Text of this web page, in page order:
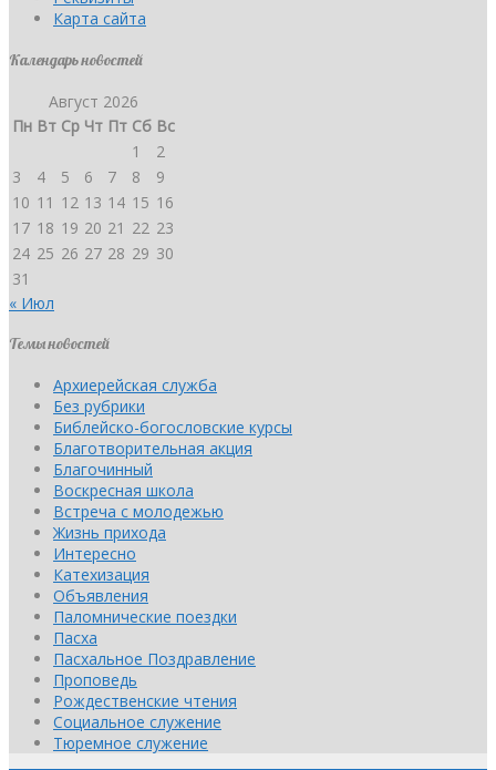
Карта сайта
Календарь новостей
Август 2026
Пн Вт Ср Чт Пт Сб Вс
1
2
3
4 5 6 7 8
9
10 11 12 13 14 15 16
17 18 19 20 21 22 23
24 25 26 27 28 29 30
31
« Июл
Темы новостей
Архиерейская служба
Без рубрики
Библейско-богословские курсы
Благотворительная акция
Благочинный
Воскресная школа
Встреча с молодежью
Жизнь прихода
Интересно
Катехизация
Объявления
Паломнические поездки
Пасха
Пасхальное Поздравление
Проповедь
Рождественские чтения
Социальное служение
Тюремное служение